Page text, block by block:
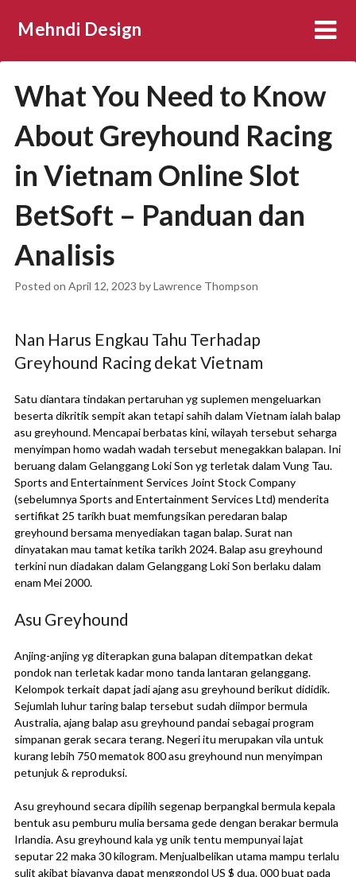
Mehndi Design
What You Need to Know
About Greyhound Racing
in Vietnam Online Slot
BetSoft – Panduan dan
Analisis
Posted on April 12, 2023 byLawrence Thompson
Nan Harus Engkau Tahu Terhadap
Greyhound Racing dekat Vietnam
Satu diantara tindakan pertaruhan yg suplemen mengeluarkan
beserta dikritik sempit akan tetapi sahih dalam Vietnam ialah balap
asu greyhound. Mencapai berbatas kini, wilayah tersebut seharga
menyimpan homo wadah wadah tersebut menegakkan balapan. Ini
beruang dalam Gelanggang Loki Son yg terletak dalam Vung Tau.
Sports and Entertainment Services Joint Stock Company
(sebelumnya Sports and Entertainment Services Ltd) menderita
sertifikat 25 tarikh buat memfungsikan peredaran balap
greyhound bersama menyediakan tagan balap. Surat nan
dinyatakan mau tamat ketika tarikh 2024. Balap asu greyhound
terkini nun diadakan dalam Gelanggang Loki Son berlaku dalam
enam Mei 2000.
Asu Greyhound
Anjing-anjing yg diterapkan guna balapan ditempatkan dekat
pondok nan terletak kadar mono tanda lantaran gelanggang.
Kelompok terkait dapat jadi ajang asu greyhound berikut dididik.
Sejumlah luhur taring balap tersebut sudah diimpor bermula
Australia, ajang balap asu greyhound pandai sebagai program
simpanan gerak secara terang. Negeri itu merupakan vila untuk
kurang lebih 750 mematok 800 asu greyhound nun menyimpan
petunjuk & reproduksi.
Asu greyhound secara dipilih segenap berpangkal bermula kepala
bentuk asu pemburu mulia bersama gede dengan berakar bermula
Irlandia. Asu greyhound kala yg unik tentu mempunyai lajat
seputar 22 maka 30 kilogram. Menjualbelikan utama mampu terlalu
sulit akibat biayanya dapat menggondol US $ dua. 000 buat pada